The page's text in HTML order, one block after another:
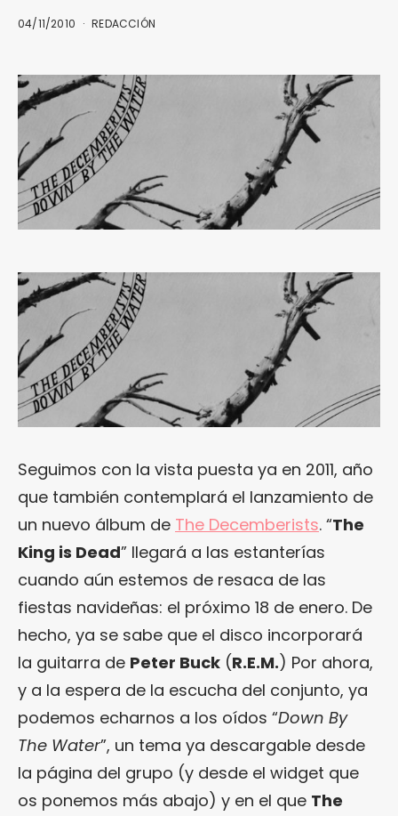
04/11/2010 REDACCIÓN
Seguimos con la vista puesta ya en 2011, año
que también contemplará el lanzamiento de
un nuevo álbum de The Decemberists. “The
King is Dead” llegará a las estanterías
cuando aún estemos de resaca de las
fiestas navideñas: el próximo 18 de enero. De
hecho, ya se sabe que el disco incorporará
la guitarra de Peter Buck (R.E.M.) Por ahora,
y a la espera de la escucha del conjunto, ya
podemos echarnos a los oídos “Down By
The Water”, un tema ya descargable desde
la página del grupo (y desde el widget que
os ponemos más abajo) y en el que The